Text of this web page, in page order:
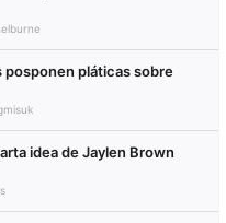
posponen pláticas sobre
idea de Jaylen Brown